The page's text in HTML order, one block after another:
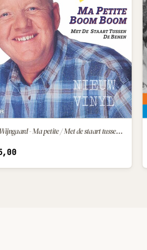
IN WINKELWAGEN Henk Wijngaard - Ma petite / Met de staart tussen de benen